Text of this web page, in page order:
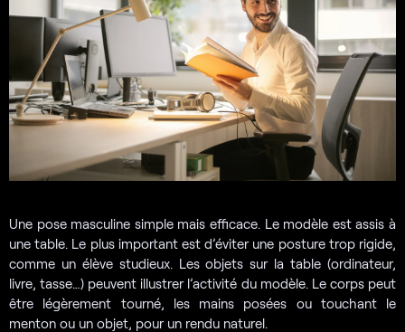
Une pose masculine simple mais efficace. Le modèle est assis à
une table. Le plus important est d’éviter une posture trop rigide,
comme un élève studieux. Les objets sur la table (ordinateur,
livre, tasse…) peuvent illustrer l’activité du modèle. Le corps peut
être légèrement tourné, les mains posées ou touchant le
menton ou un objet, pour un rendu naturel.